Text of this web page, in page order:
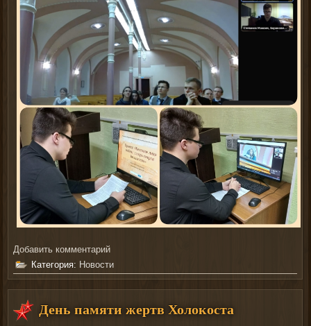
Добавить комментарий
Категория: Новости
День памяти жертв Холокоста